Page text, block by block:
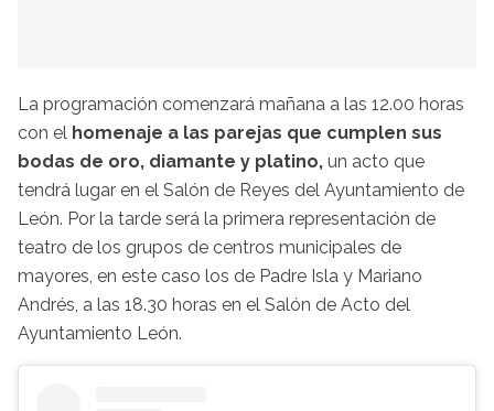
La programación comenzará mañana a las 12.00 horas
con el homenaje a las parejas que cumplen sus
bodas de oro, diamante y platino, un acto que
tendrá lugar en el Salón de Reyes del Ayuntamiento de
León. Por la tarde será la primera representación de
teatro de los grupos de centros municipales de
mayores, en este caso los de Padre Isla y Mariano
Andrés, a las 18.30 horas en el Salón de Acto del
Ayuntamiento León.